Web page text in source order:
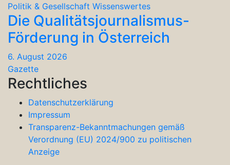
Politik & Gesellschaft Wissenswertes
Die Qualitätsjournalismus-
Förderung in Österreich
6. August 2026
Gazette
Rechtliches
Datenschutzerklärung
Impressum
Transparenz-Bekanntmachungen gemäß
Verordnung (EU) 2024/900 zu politischen
Anzeige